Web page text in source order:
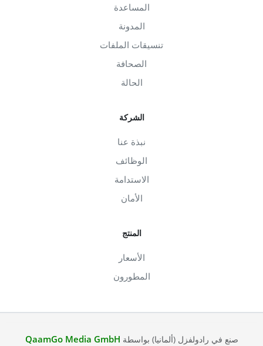
المساعدة
المدونة
تنسيقات الملفات
الصحافة
الحالة
الشركة
نبذة عنا
الوظائف
الاستدامة
الأمان
المنتج
الأسعار
المطورون
صنع في رادولفزل (ألمانيا) بواسطة QaamGo Media GmbH